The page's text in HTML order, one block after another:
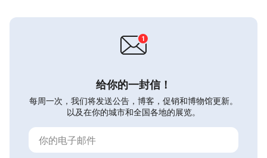
给你的一封信！
每周一次，我们将发送公告，博客，促销和博物馆更新。
以及在你的城市和全国各地的展览。